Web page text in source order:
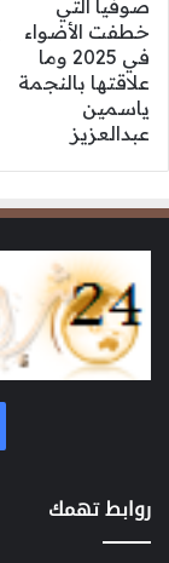
روابط تهمك